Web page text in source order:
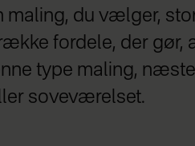
du vælger,
fordele, der gør,
type maling,
soveværelset.